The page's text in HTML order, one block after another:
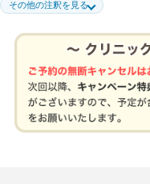
合がございます。最新情報につ
い。
ユ・ファボワールを選択した
の決済総額¥17,760※上記金額
必要です。決済時に必ず「
※4 診療件数は2019年8月〜
トフォーム「スマルナ」を利
薬の発送実績及び診療件数を
その他の注釈を見る